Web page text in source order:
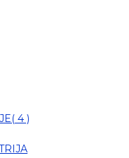
4 )